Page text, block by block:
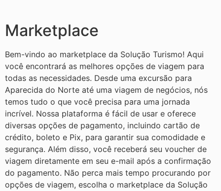
Marketplace
Bem-vindo ao marketplace da Solução Turismo! Aqui
você encontrará as melhores opções de viagem para
todas as necessidades. Desde uma excursão para
Aparecida do Norte até uma viagem de negócios, nós
temos tudo o que você precisa para uma jornada
incrível. Nossa plataforma é fácil de usar e oferece
diversas opções de pagamento, incluindo cartão de
crédito, boleto e Pix, para garantir sua comodidade e
segurança. Além disso, você receberá seu voucher de
viagem diretamente em seu e-mail após a confirmação
do pagamento. Não perca mais tempo procurando por
opções de viagem, escolha o marketplace da Solução